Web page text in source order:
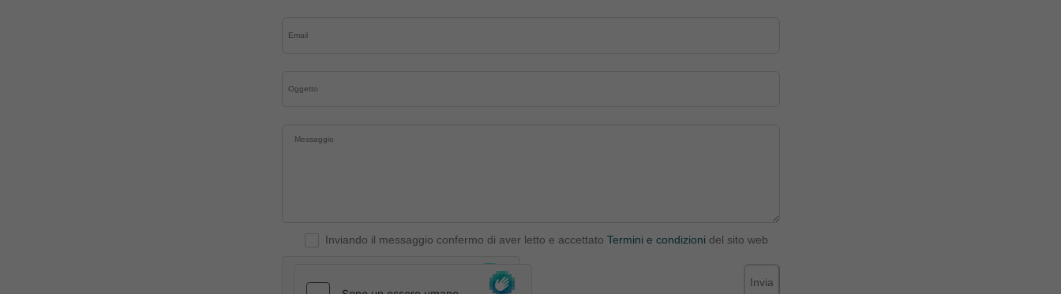
Inviando il messaggio confermo di aver letto e accettato Termini e condizioni del sito web
Invia